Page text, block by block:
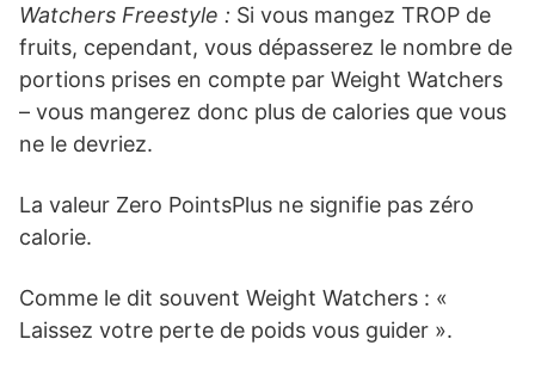
Watchers Freestyle : Si vous mangez TROP de
fruits, cependant, vous dépasserez le nombre de
portions prises en compte par Weight Watchers
– vous mangerez donc plus de calories que vous
ne le devriez.
La valeur Zero PointsPlus ne signifie pas zéro
calorie.
Comme le dit souvent Weight Watchers : «
Laissez votre perte de poids vous guider ».